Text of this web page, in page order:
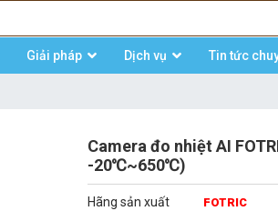
Giải pháp Dịch vụ Tin tức
Camera đo nhiệt AI
-20℃~650℃)
Hãng sản xuất FOTRIC